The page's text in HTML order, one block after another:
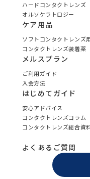
ハードコンタクトレンズ
オルソケラトロジー
ケア用品
ソフトコンタクトレンズ
コンタクトレンズ装着薬
メルスプラン
ご利用ガイド
入会方法
はじめてガイド
安心アドバイス
コンタクトレンズコラム
コンタクトレンズ総合資
よくあるご質問